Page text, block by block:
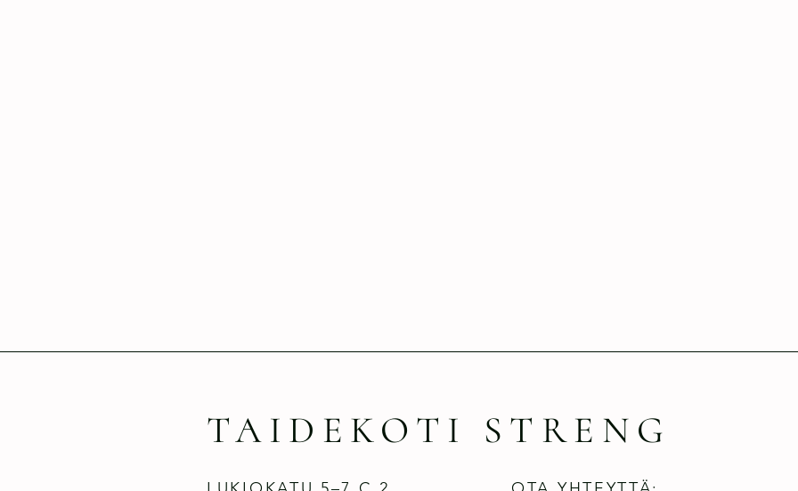
TAIDEKOTI STRENG